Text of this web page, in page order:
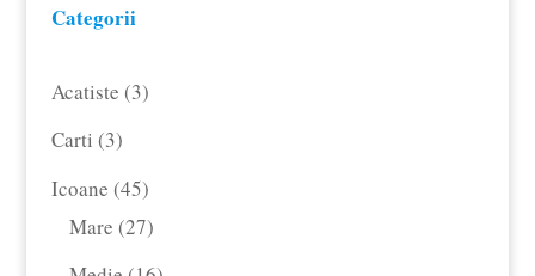
Categorii
Acatiste 33
Carti 33
produse
Icoane 4545
de
produse
Mare 2727
de